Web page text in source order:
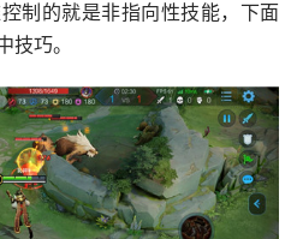
制的就是非指向性技能，下面
技巧。